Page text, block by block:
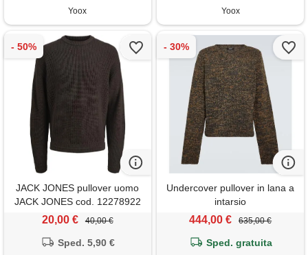
Yoox
Yoox
JACK JONES pullover uomo
JACK JONES cod. 12278922
- marrone
20,00 € 40,00 €
Sped. 5,90 €
Undercover pullover in lana a
intarsio
444,00 € 635,00 €
Sped. gratuita